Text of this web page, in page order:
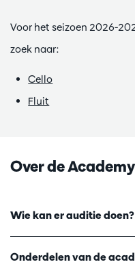
Voor het seizoen 2026-
zoek naar:
Cello
Fluit
Over de Academy
Wie kan er auditie doen?
Onderdelen van de